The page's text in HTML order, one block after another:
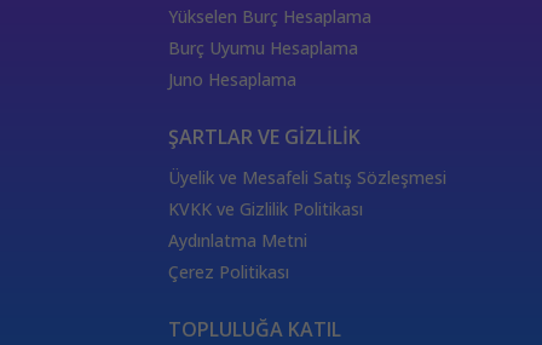
Tarotta Güç Kartı
Güç Kartı Anlamı
Güç Kartı Sağlık Anlamı
Adalet Kartı
Tarotta Savaş Arabası
Savaş Arabası Kariyer Anlamı
Tarotta Ermiş Kartı Seçmek
Yükselen Burç Hesaplama
Burç Uyumu Hesaplama
Juno Hesaplama
ŞARTLAR VE GİZLİLİK
Üyelik ve Mesafeli Satış Sözleşmesi
KVKK ve Gizlilik Politikası
Aydınlatma Metni
Çerez Politikası
TOPLULUĞA KATIL